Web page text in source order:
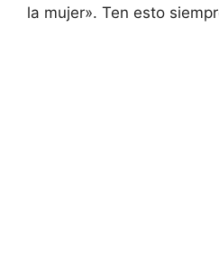
la mujer». Ten esto